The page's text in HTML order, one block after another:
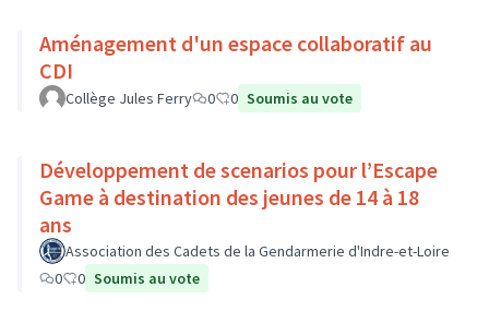
Aménagement d'un espace collaboratif au
CDI
Collège Jules Ferry 0 0 Soumis au vote
Développement de scenarios pour l’Escape
Game à destination des jeunes de 14 à 18
ans
Association des Cadets de la Gendarmerie d'Indre-et-Loire
0
0 Soumis au vote